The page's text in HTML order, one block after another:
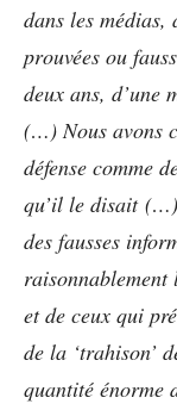
dans les médias,
prouvées ou
deux ans, d’une
(…) Nous avons
défense comme
qu’il le disait (…)
des fausses
raisonnablement
et de ceux qui
de la ‘trahison’
quantité énorme